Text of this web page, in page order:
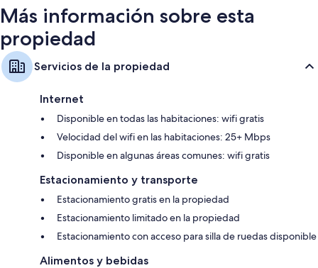
Más información sobre esta
propiedad
Servicios de la propiedad
Internet
Disponible en todas las habitaciones: wifi gratis
Velocidad del wifi en las habitaciones: 25+ Mbps
Disponible en algunas áreas comunes: wifi gratis
Estacionamiento y transporte
Estacionamiento gratis en la propiedad
Estacionamiento limitado en la propiedad
Estacionamiento con acceso para silla de ruedas disponible
Alimentos y bebidas